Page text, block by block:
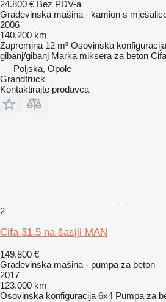
24.800 € Bez PDV-a
Građevinska mašina - kamion s
2006
140.200 km
Zapremina 12 m³ Osovinska konfiguracija
gibanj/gibanj Marka miksera za beton Cifa
Poljska, Opole
Grandtruck
Kontaktirajte prodavca
2
Cifa 31.5 na šasiji MAN
149.800 €
Građevinska mašina - pumpa za beton
2017
123.000 km
Osovinska konfiguracija 6x4 Pumpa za